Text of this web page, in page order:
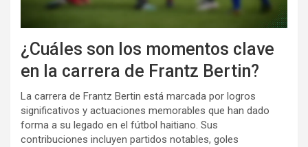
¿Cuáles son los momentos clave
en la carrera de Frantz Bertin?
La carrera de Frantz Bertin está marcada por logros
significativos y actuaciones memorables que han dado
forma a su legado en el fútbol haitiano. Sus
contribuciones incluyen partidos notables, goles